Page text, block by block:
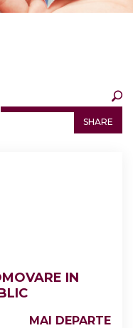
SHARE
IN
MAI DEPARTE